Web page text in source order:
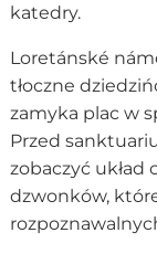
katedry.
Loretánské
tłoczne
zamyka plac w
Przed
zobaczyć układ
dzwonków,